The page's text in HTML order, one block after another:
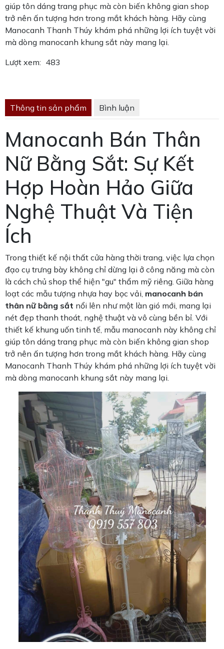
giúp tôn dáng trang phục mà còn biến không gian shop
trở nên ấn tượng hơn trong mắt khách hàng. Hãy cùng
Manocanh Thanh Thúy khám phá những lợi ích tuyệt vời
mà dòng manocanh khung sắt này mang lại.
Lượt xem: 483
Thông tin sản phẩm Bình luận
Manocanh Bán Thân
Nữ Bằng Sắt: Sự Kết
Hợp Hoàn Hảo Giữa
Nghệ Thuật Và Tiện
Ích
Trong thiết kế nội thất cửa hàng thời trang, việc lựa chọn
đạo cụ trưng bày không chỉ dừng lại ở công năng mà còn
là cách chủ shop thể hiện "gu" thẩm mỹ riêng. Giữa hàng
loạt các mẫu tượng nhựa hay bọc vải, manocanh bán
thân nữ bằng sắt nổi lên như một làn gió mới, mang lại
nét đẹp thanh thoát, nghệ thuật và vô cùng bền bỉ. Với
thiết kế khung uốn tinh tế, mẫu manocanh này không chỉ
giúp tôn dáng trang phục mà còn biến không gian shop
trở nên ấn tượng hơn trong mắt khách hàng. Hãy cùng
Manocanh Thanh Thúy khám phá những lợi ích tuyệt vời
mà dòng manocanh khung sắt này mang lại.